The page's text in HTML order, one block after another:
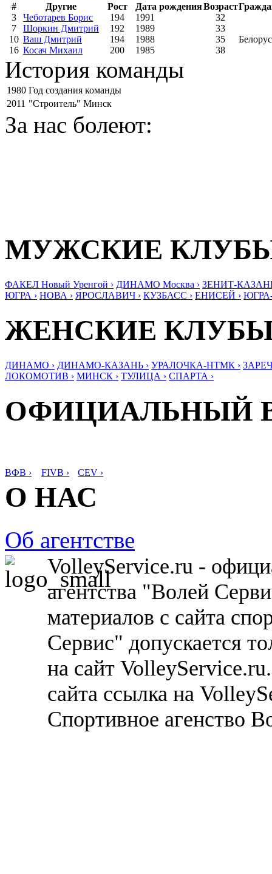
#
Другие Рост Дата рожденияВозраст
3
Чеботарев Борис 194 1991
32
7
Шоркин Дмитрий 192 1989
33
10 Ваш Дмитрий 194 1988 35
16 Косач Михаил 200 1985 38
История команды
1980 Год создания команды
2011 "Строитель" Минск
За нас болеют:
МУЖСКИЕ
ФАКЕЛ Новый Уренгой › ДИНАМО Москва › ЗЕНИТ-
ЮГРА › НОВА › ЯРОСЛАВИЧ › КУЗБАСС › ЕНИСЕЙ ›
ЖЕНСКИЕ
ДИНАМО › ДИНАМО-КАЗАНЬ › УРАЛОЧКА-НТМК ›
ЛОКОМОТИВ › МИНСК › ТУЛИЦА › СПАРТА ›
ОФИЦИАЛЬНЫЙ
ВФВ › FIVB › CEV ›
О НАС
Об агентстве
VolleyService.ru -
агентства "Волей
материалов с сайта
Сервис" допускается
на сайт
сайта ссылка на
Спортивное агенство